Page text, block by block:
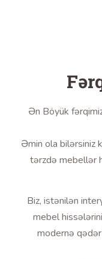
Ən Böyük
Əmin ola bilərsiniz
tərzdə mebellər
Biz, istənilən
mebel
modernə qədər